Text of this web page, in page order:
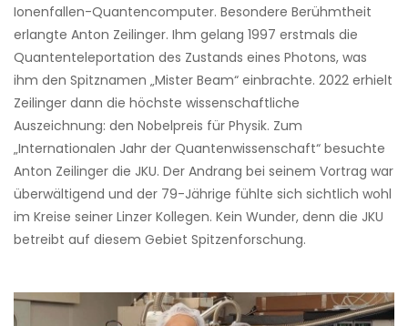
Ionenfallen-Quantencomputer. Besondere Berühmtheit
erlangte Anton Zeilinger. Ihm gelang 1997 erstmals die
Quantenteleportation des Zustands eines Photons, was
ihm den Spitznamen „Mister Beam“ einbrachte. 2022 erhielt
Zeilinger dann die höchste wissenschaftliche
Auszeichnung: den Nobelpreis für Physik. Zum
„Internationalen Jahr der Quantenwissenschaft“ besuchte
Anton Zeilinger die JKU. Der Andrang bei seinem Vortrag war
überwältigend und der 79-Jährige fühlte sich sichtlich wohl
im Kreise seiner Linzer Kollegen. Kein Wunder, denn die JKU
betreibt auf diesem Gebiet Spitzenforschung.